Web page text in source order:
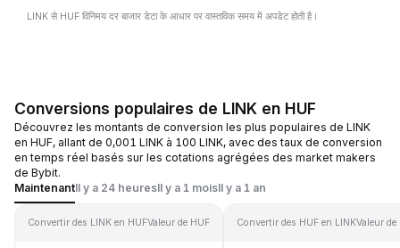
LINK से HUF विनिमय दर बाजार डेटा के आधार पर वास्तविक समय में अपडेट होती है।
Conversions populaires de LINK en HUF
Découvrez les montants de conversion les plus populaires de LINK
en HUF, allant de 0,001 LINK à 100 LINK, avec des taux de conversion
en temps réel basés sur les cotations agrégées des market makers
de Bybit.
MaintenantIl y a 24 heuresIl y a 1 moisIl y a 1 an
Convertir des LINK en HUFValeur de HUF Convertir des HUF en LINKValeur de